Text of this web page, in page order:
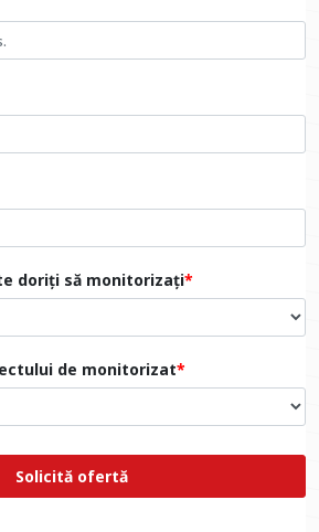
doriți să monitorizați
de monitorizat
Solicită ofertă